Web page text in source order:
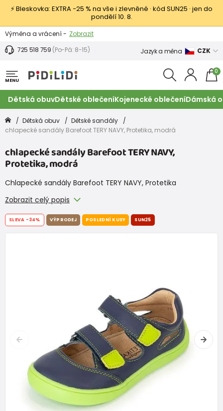
⚡ Bleskovka: EXTRA −25 % na vše i zlevněné · kód SUN25 · jen do
pondělí 10. 8.
Výměna a vrácení - Zobrazit
Sleva 100 Kč na první nákup -
725 518 759 (Po-Pá: 8-15) Jazyk a měna CZK
MENU
0
Dětská obuvDětské oblečeníKojenecké oblečeníDámská
Dětská obuv
Dětské sandály
chlapecké sandály Barefoot TERY NAVY, Protetika, modrá
chlapecké sandály Barefoot TERY NAVY,
Protetika, modrá
Chlapecké sandály Barefoot TERY NAVY, Protetika
Zobrazit celý popis
SLEVA -34% VÝPRODEJ POSLEDNÍ KUSY SUN25